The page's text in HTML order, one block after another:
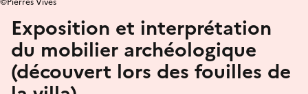
Exposition et interprétation
du mobilier archéologique
(découvert lors des fouilles de